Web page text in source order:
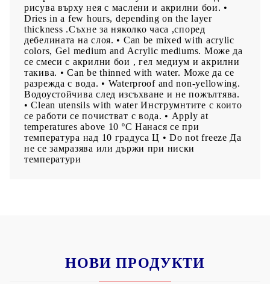
рисува върху нея с маслени и акрилни бои. •
Dries in a few hours, depending on the layer
thickness .Съхне за няколко часа ,според
дебелината на слоя. • Can be mixed with acrylic
colors, Gel medium and Acrylic mediums. Може да
се смеси с акрилни бои , гел медиум и акрилни
такива. • Can be thinned with water. Може да се
разрежда с вода. • Waterproof and non-yellowing.
Водоустойчива след изсъхване и не пожълтява.
• Clean utensils with water Инструмнтите с които
се работи се почистват с вода. • Apply at
temperatures above 10 ºC Нанася се при
температура над 10 градуса Ц • Do not freeze Да
не се замразява или държи при ниски
температури
НОВИ ПРОДУКТИ